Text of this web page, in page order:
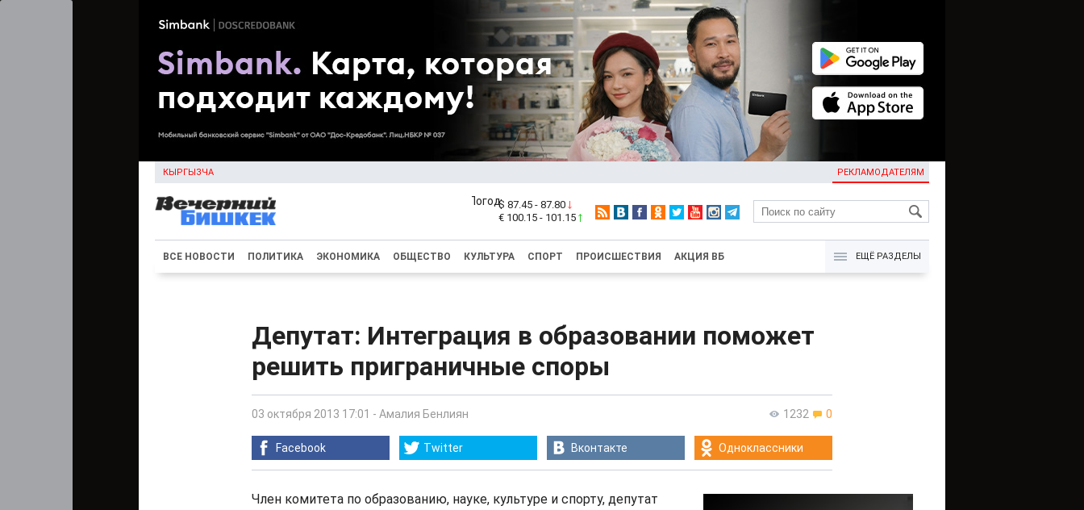
КЫРГЫЗЧА РЕКЛАМОДАТЕЛЯМ
KG
$ 87.45 - 87.80
€ 100.15 - 101.15
ВСЕ НОВОСТИ ПОЛИТИКА ЭКОНОМИКА ОБЩЕСТВО КУЛЬТУРА СПОРТ ПРОИСШЕСТВИЯ АКЦИЯ ВБ ЕЩЁ РАЗДЕЛЫ
Депутат: Интеграция в образовании поможет
решить приграничные споры
1232 0
03 октября 2013 17:01 - Амалия Бенлиян
Facebook Twitter Вконтакте Одноклассники
Член комитета по образованию, науке, культуре и спорту, депутат